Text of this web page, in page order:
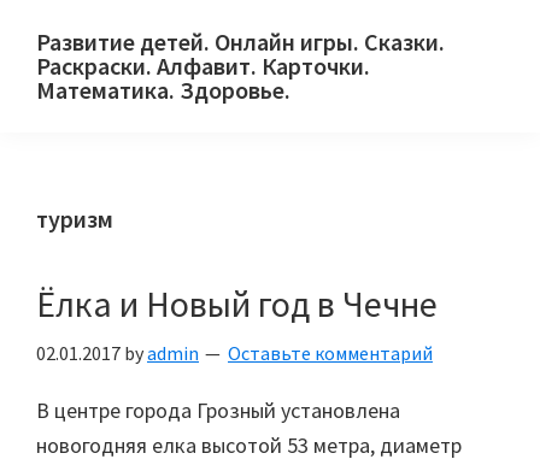
primary
main
primary
Развитие детей. Онлайн игры. Сказки.
Раскраски. Алфавит. Карточки.
Математика. Здоровье.
и
родителей.
туризм
Ёлка и Новый год в Чечне
02.01.2017 byadmin Оставьте комментарий
В центре города Грозный установлена
новогодняя елка высотой 53 метра, диаметр